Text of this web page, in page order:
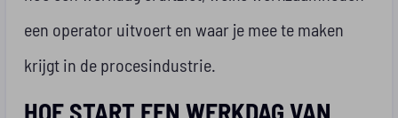
een operator uitvoert en waar je mee te maken
krijgt in de procesindustrie.
HOE START EEN WERKDAG VAN